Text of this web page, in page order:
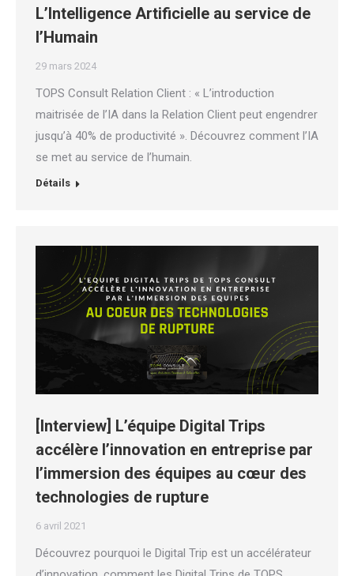
L’Intelligence Artificielle au service de
l’Humain
29 mars 2024
TOPS Consult Relation Client : « L’introduction
maitrisée de l’IA dans la Relation Client peut engendrer
jusqu’à 40% de productivité ». Découvrez comment l’IA
se met au service de l’humain.
Détails
[Interview] L’équipe Digital Trips
accélère l’innovation en entreprise par
l’immersion des équipes au cœur des
technologies de rupture
6 avril 2021
Découvrez pourquoi le Digital Trip est un accélérateur